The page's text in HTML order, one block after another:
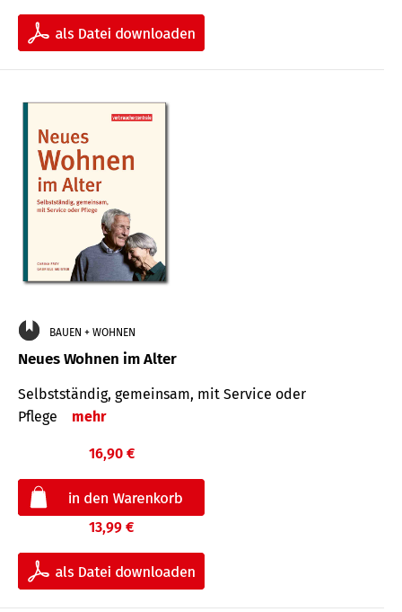
BAUEN + WOHNEN
Neues Wohnen im Alter
Selbstständig, gemeinsam, mit Service oder
Pflege
mehr
16,90 €
13,99 €